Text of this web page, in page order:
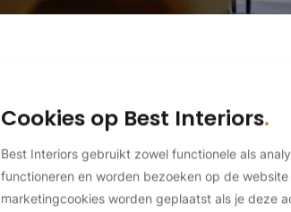
Cookies op Best Interiors
Best Interiors gebruikt zowel functionele als
functioneren en worden bezoeken op de
marketingcookies worden geplaatst als je deze